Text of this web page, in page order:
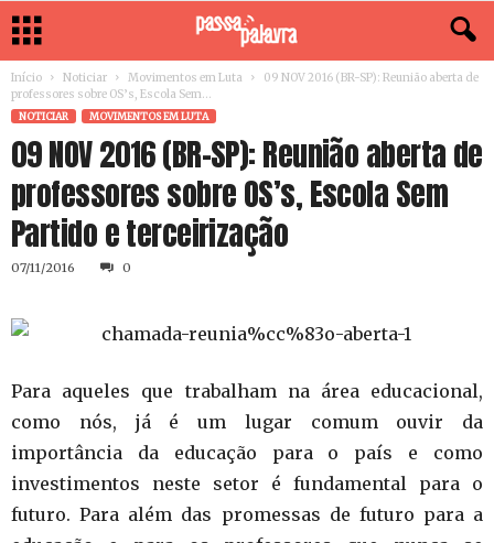
Início Noticiar Movimentos em Luta
09 NOV 2016 (BR-SP): Reunião aberta de
professores sobre OS’s, Escola Sem...
NOTICIAR MOVIMENTOS EM LUTA
09 NOV 2016 (BR-SP): Reunião aberta de
professores sobre OS’s, Escola Sem
Partido e terceirização
07/11/2016 0
Para aqueles que trabalham na área educacional,
como nós, já é um lugar comum ouvir da
importância da educação para o país e como
investimentos neste setor é fundamental para o
futuro. Para além das promessas de futuro para a